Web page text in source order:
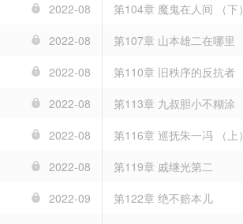
2022-08 第104章 魔鬼在人间 （下）
2022-08 第107章 山本雄二在哪里
2022-08 第110章 旧秩序的反抗者
2022-08 第113章 九叔胆小不糊涂
2022-08 第116章 巡抚朱一冯 （上）
2022-08 第119章 戚继光第二
2022-09 第122章 绝不赔本儿